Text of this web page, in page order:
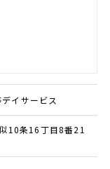
イサービス
10条16丁目8番21